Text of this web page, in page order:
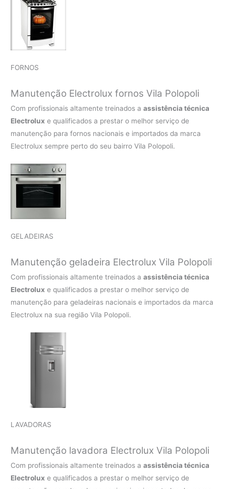
FORNOS
Manutenção Electrolux fornos Vila Polopoli
Com profissionais altamente treinados aassistência técnica
Electrolux e qualificados a prestar o melhor serviço de
manutenção para fornos nacionais e importados da marca
Electrolux sempre perto do seu bairro Vila Polopoli.
GELADEIRAS
Manutenção geladeira Electrolux Vila Polopoli
Com profissionais altamente treinados aassistência técnica
Electrolux e qualificados a prestar o melhor serviço de
manutenção para geladeiras nacionais e importados da marca
Electrolux na sua região Vila Polopoli.
LAVADORAS
Manutenção lavadora Electrolux Vila Polopoli
Com profissionais altamente treinados aassistência técnica
Electrolux e qualificados a prestar o melhor serviço de